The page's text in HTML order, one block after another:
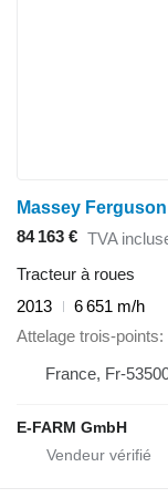
Massey
84 163 € TVA
Tracteur à roues
2013
6 651 m/h
Attelage trois-points
France, Fr-
E-FARM GmbH